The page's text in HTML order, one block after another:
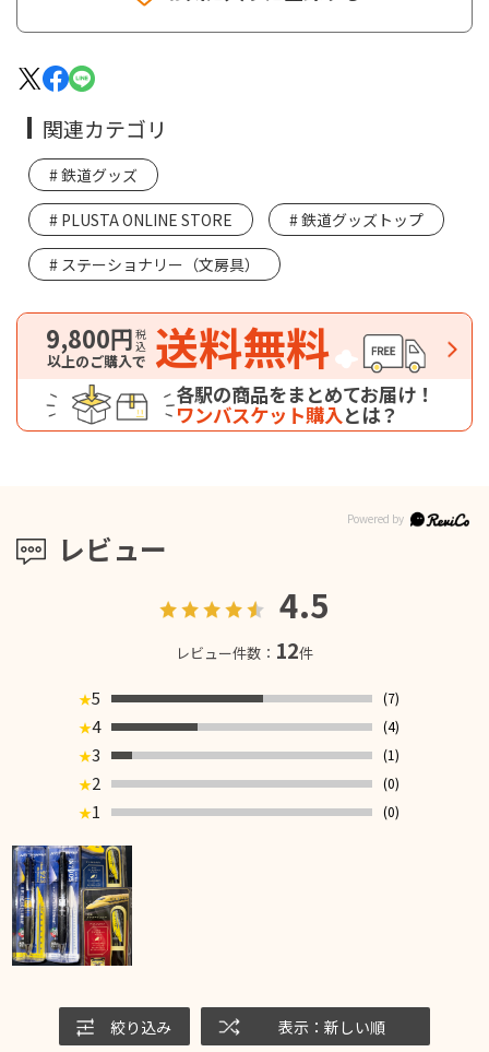
レビュー
4.5
レビュー件数： 12件
★5
(7)
★4
(4)
★3
(1)
★2
(0)
★1 (0)
絞り込み 表示：新しい順
関連カテゴリ
鉄道グッズ
PLUSTA ONLINE STORE 鉄道グッズトップ
ステーショナリー（文房具）
9,800円税込
以上のご購入で 送料無料
各駅の商品をまとめてお届け！
ワンバスケット購入とは？